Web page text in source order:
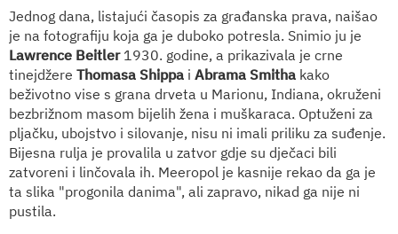
Jednog dana, listajući časopis za građanska prava, naišao
je na fotografiju koja ga je duboko potresla. Snimio ju je
Lawrence Beitler1930. godine, a prikazivala je crne
tinejdžere Thomasa Shippa i Abrama Smitha kako
beživotno vise s grana drveta u Marionu, Indiana, okruženi
bezbrižnom masom bijelih žena i muškaraca. Optuženi za
pljačku, ubojstvo i silovanje, nisu ni imali priliku za suđenje.
Bijesna rulja je provalila u zatvor gdje su dječaci bili
zatvoreni i linčovala ih. Meeropol je kasnije rekao da ga je
ta slika "progonila danima", ali zapravo, nikad ga nije ni
pustila.